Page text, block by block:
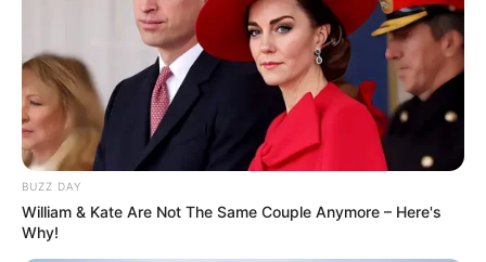
BUZZ DAY
William & Kate Are Not The Same Couple Anymore – Here's
Why!